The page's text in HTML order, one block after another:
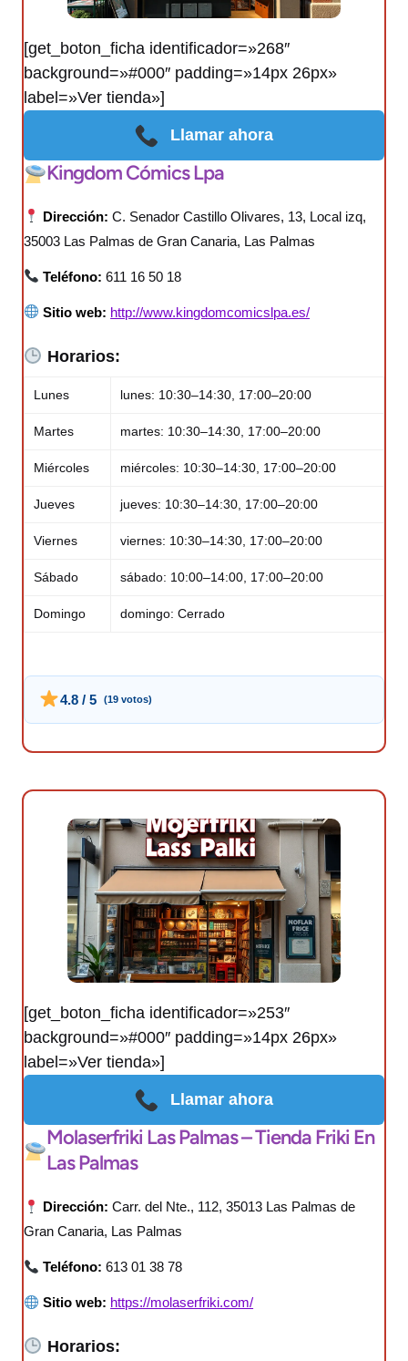
[get_boton_ficha identificador=»268″
background=»#000″ padding=»14px 26px»
label=»Ver tienda»]
Llamar ahora
Kingdom Cómics Lpa
Dirección: C. Senador Castillo Olivares, 13, Local izq,
35003 Las Palmas de Gran Canaria, Las Palmas
Teléfono: 611 16 50 18
Sitio web: http://www.kingdomcomicslpa.es/
Horarios:
Lunes lunes: 10:30–14:30, 17:00–20:00
Martes martes: 10:30–14:30, 17:00–20:00
Miércoles miércoles: 10:30–14:30, 17:00–20:00
Jueves jueves: 10:30–14:30, 17:00–20:00
Viernes viernes: 10:30–14:30, 17:00–20:00
Sábado sábado: 10:00–14:00, 17:00–20:00
Domingo domingo: Cerrado
4.8 / 5 (19 votos)
[get_boton_ficha identificador=»253″
background=»#000″ padding=»14px 26px»
label=»Ver tienda»]
Llamar ahora
Molaserfriki Las Palmas – Tienda Friki En
Las Palmas
Dirección: Carr. del Nte., 112, 35013 Las Palmas de
Gran Canaria, Las Palmas
Teléfono: 613 01 38 78
Sitio web: https://molaserfriki.com/
Horarios: